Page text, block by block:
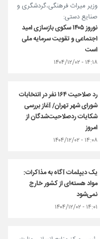
وزیر میراث فرهنگی،‌گردشگری و
صنایع دستی:
نوروز ۱۴۰۵ سکوی بازسازی امید
اجتماعی و تقویت سرمایه ملی
است
۱۴:۱۸ - ۱۴۰۴/۱۲/۰۲
رد صلاحیت ۱۶۴ نفر در انتخابات
شورای شهر تهران/ آغاز بررسی
شکایات ردصلاحیت‌شدگان از
امروز
۱۴:۰۸ - ۱۴۰۴/۱۲/۰۲
یک دیپلمات آگاه به مذاکرات:
مواد هسته‌ای از کشور خارج
نمی‌شود
۱۴:۰۱ - ۱۴۰۴/۱۲/۰۲